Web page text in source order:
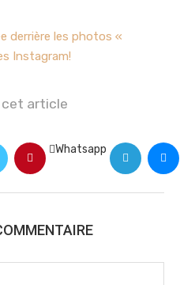
derrière les photos «
Instagram!
article
Whatsapp